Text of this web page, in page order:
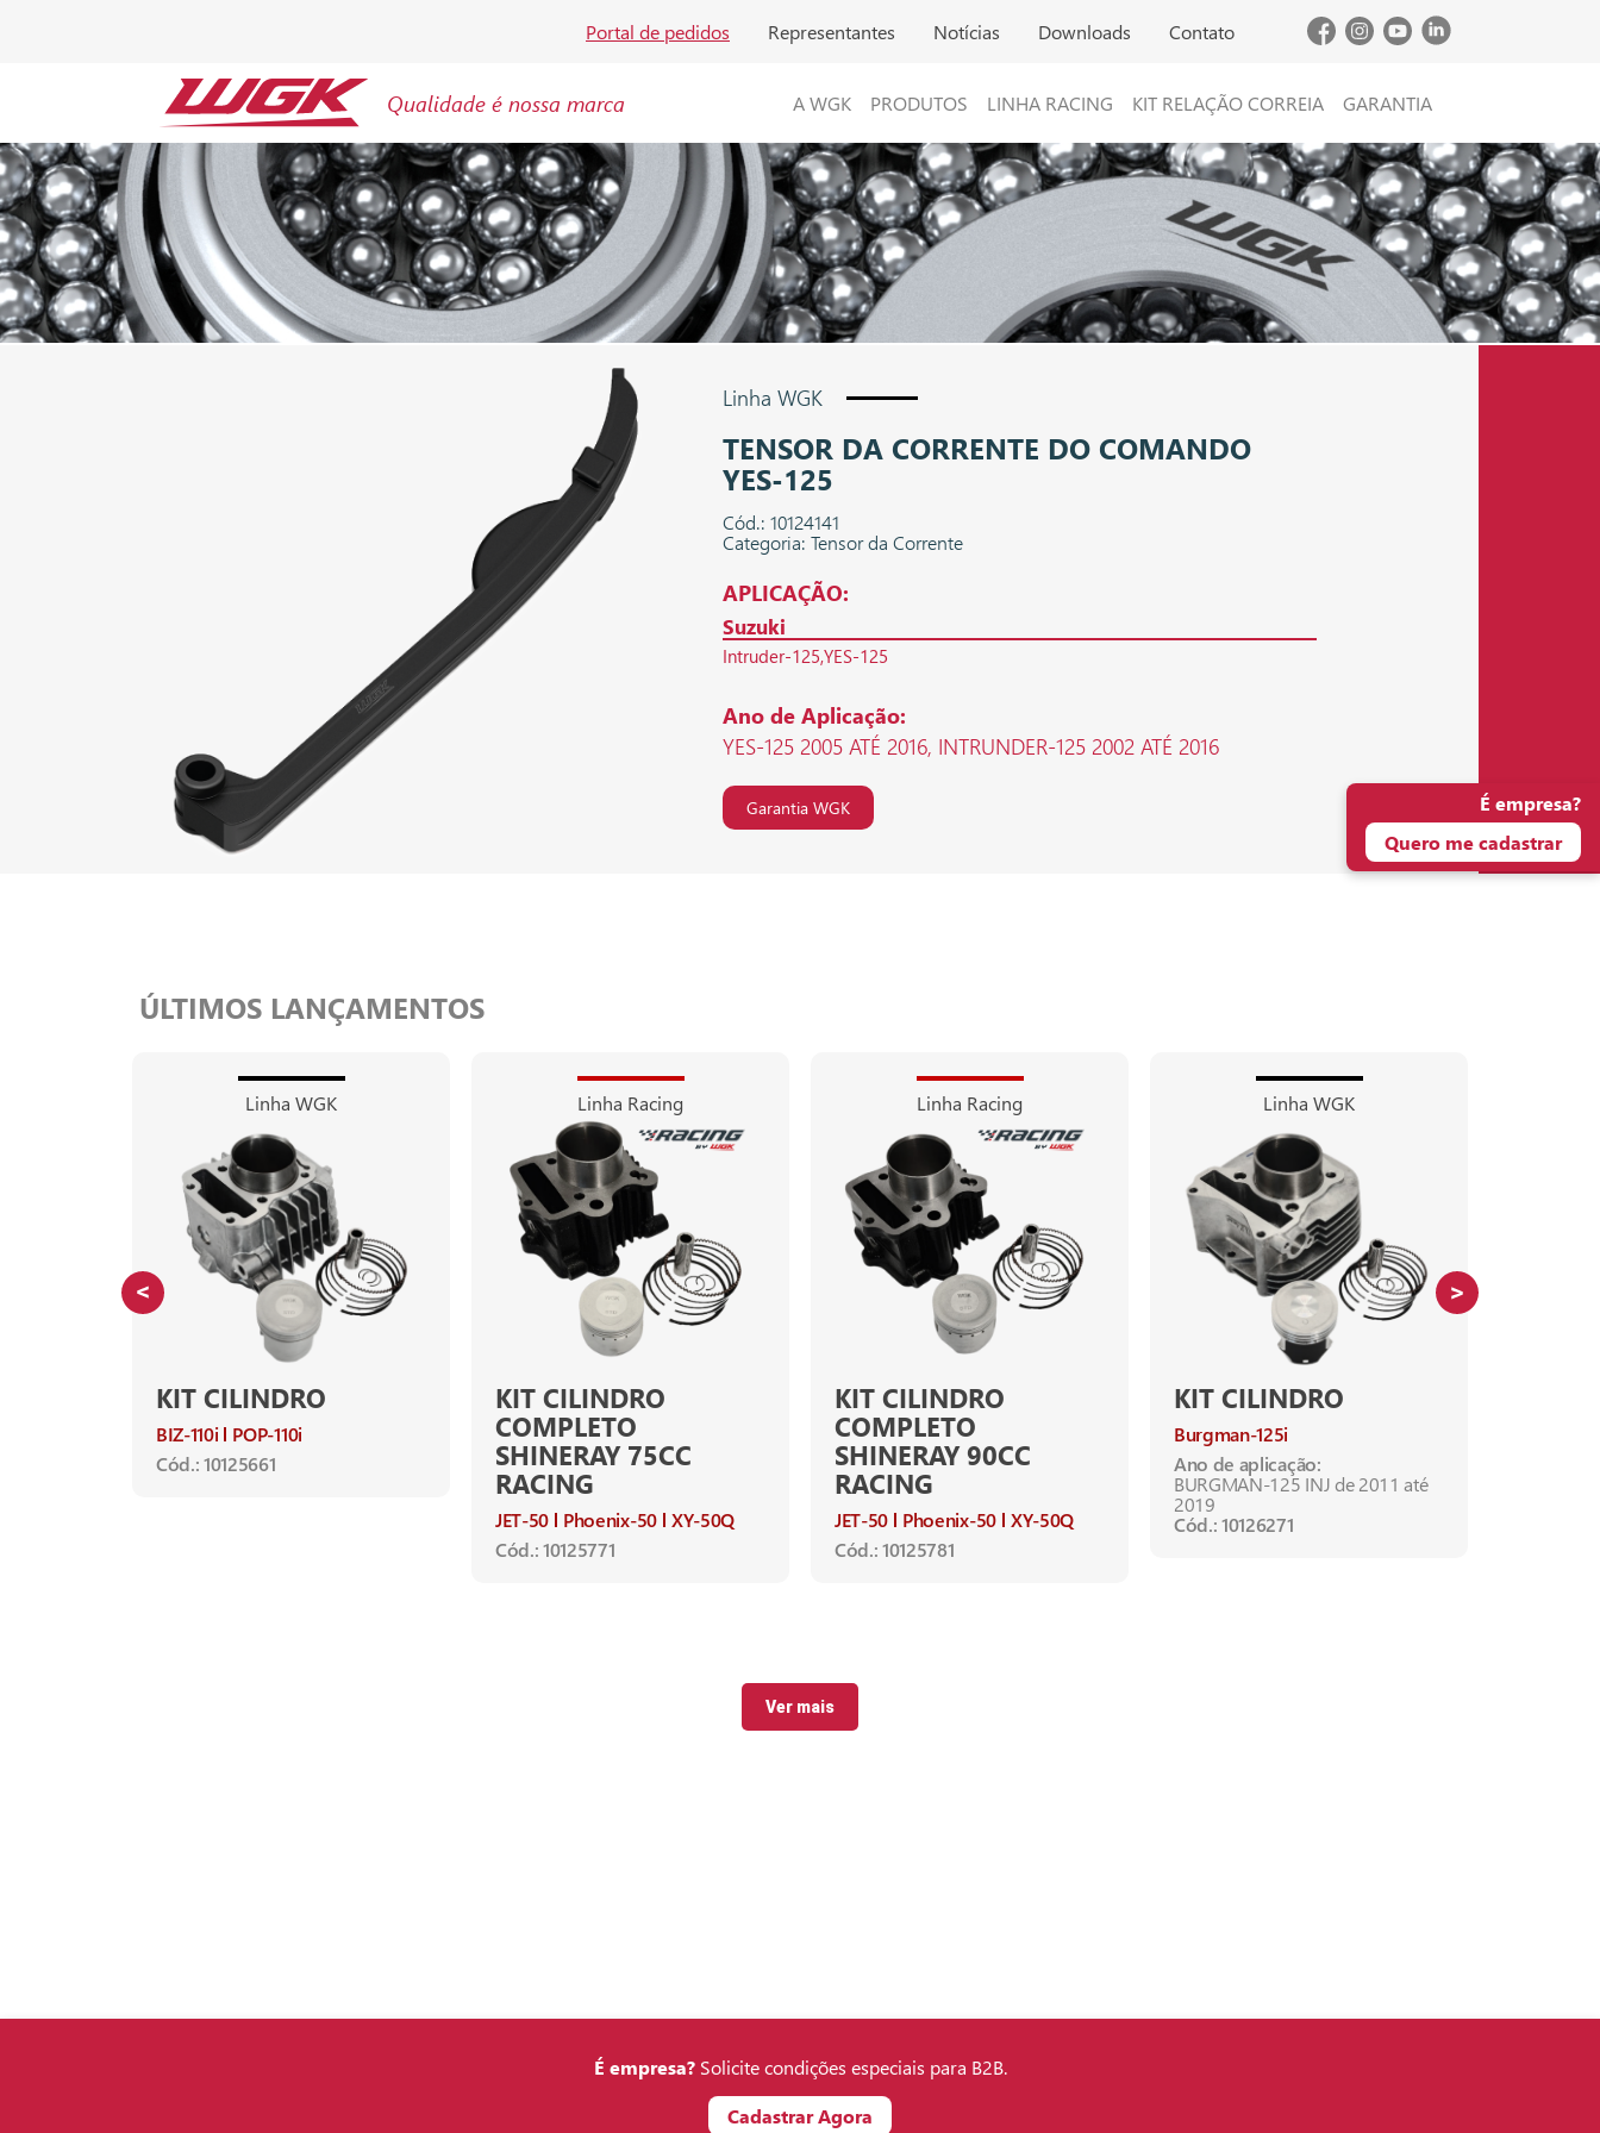
Portal de pedidos Representantes Notícias Downloads Contato
Qualidade é nossa marca A WGK PRODUTOS LINHA RACING KIT RELAÇÃO CORREIA GARANTIA
Linha WGK
TENSOR DA CORRENTE DO COMANDO
YES-125
Cód.: 10124141
Categoria: Tensor da Corrente
APLICAÇÃO:
Suzuki
Intruder-125 YES-125
Ano de Aplicação:
YES-125 2005 ATÉ 2016, INTRUNDER-125 2002 ATÉ 2016
Garantia WGK
ÚLTIMOS LANÇAMENTOS
Linha WGK
KIT CILINDRO
BIZ-110i
POP-110i
Cód.: 10125661
Linha Racing
KIT CILINDRO
COMPLETO
SHINERAY 75CC
RACING
JET-50 Phoenix-50 XY-50Q
Cód.: 10125771
Linha Racing
KIT CILINDRO
COMPLETO
SHINERAY 90CC
RACING
JET-50 Phoenix-50 XY-50Q
Cód.: 10125781
Linha WGK
KIT CILINDRO
Burgman-125i
Ano de aplicação:
BURGMAN-125 INJ de 2011 até
2019
Cód.: 10126271
Ver mais
É empresa?
Quero me cadastrar
É empresa?Solicite condições especiais para B2B.
Cadastrar Agora